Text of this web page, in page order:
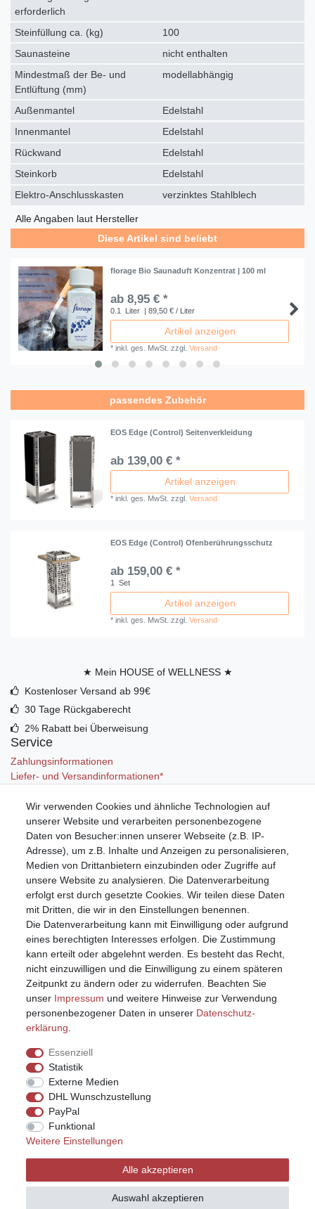
erforderlich
Steinfüllung ca. (kg)
100
Saunasteine
nicht enthalten
Mindestmaß der Be- und
Entlüftung (mm)
modellabhängig
Außenmantel
Edelstahl
Innenmantel
Edelstahl
Rückwand
Edelstahl
Steinkorb
Edelstahl
Elektro-Anschlusskasten
verzinktes Stahlblech
Alle Angaben laut Hersteller
Diese Artikel sind beliebt
florage Bio Saunaduft Konzentrat | 100 ml
ab 8,95 € *
0.1 Liter | 89,50 € / Liter
Artikel anzeigen
*inkl. ges. MwSt. zzgl.Versand
passendes Zubehör
EOS Edge (Control) Seitenverkleidung
ab 139,00 € *
Artikel anzeigen
*inkl. ges. MwSt. zzgl.Versand
EOS Edge (Control) Ofenberührungsschutz
ab 159,00 € *
1 Set
Artikel anzeigen
*inkl. ges. MwSt. zzgl.Versand
★ Mein HOUSE of WELLNESS ★
Kostenloser Versand ab 99€
30 Tage Rückgaberecht
2% Rabatt bei Überweisung
Service
Zahlungsinformationen
Liefer- und Versandinformationen*
Mein Konto
Registrieren
Anmelden (Login)
Warenkorb
Wir verwenden Cookies und ähnliche Technologien auf
unserer Website und verarbeiten personenbezogene
Daten von Besucher:innen unserer Webseite (z.B. IP-
Adresse), um z.B. Inhalte und Anzeigen zu personalisieren,
Medien von Drittanbietern einzubinden oder Zugriffe auf
unsere Website zu analysieren. Die Datenverarbeitung
erfolgt erst durch gesetzte Cookies. Wir teilen diese Daten
mit Dritten, die wir in den Einstellungen benennen.
Die Datenverarbeitung kann mit Einwilligung oder aufgrund
eines berechtigten Interesses erfolgen. Die Zustimmung
kann erteilt oder abgelehnt werden. Es besteht das Recht,
nicht einzuwilligen und die Einwilligung zu einem späteren
Zeitpunkt zu ändern oder zu widerrufen. Beachten Sie
unser Impressum und weitere Hinweise zur Verwendung
personenbezogener Daten in unserer Daten­schutz­
erklärung
Essenziell
Statistik
Externe Medien
DHL Wunschzustellung
PayPal
Funktional
Weitere Einstellungen
Alle akzeptieren
Auswahl akzeptieren
Vertrag widerrufen